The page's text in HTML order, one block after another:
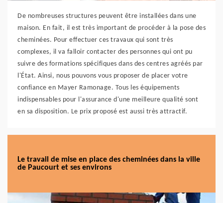
De nombreuses structures peuvent être installées dans une
maison. En fait, il est très important de procéder à la pose des
cheminées. Pour effectuer ces travaux qui sont très
complexes, il va falloir contacter des personnes qui ont pu
suivre des formations spécifiques dans des centres agréés par
l'État. Ainsi, nous pouvons vous proposer de placer votre
confiance en Mayer Ramonage. Tous les équipements
indispensables pour l'assurance d'une meilleure qualité sont
en sa disposition. Le prix proposé est aussi très attractif.
Le travail de mise en place des cheminées dans la ville
de Paucourt et ses environs